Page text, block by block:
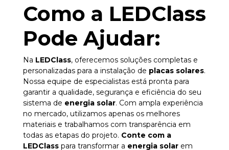
Como a LEDClass
Pode Ajudar:
Na LEDClass, oferecemos soluções completas e
personalizadas para a instalação de placas solares.
Nossa equipe de especialistas está pronta para
garantir a qualidade, segurança e eficiência do seu
sistema de energia solar. Com ampla experiência
no mercado, utilizamos apenas os melhores
materiais e trabalhamos com transparência em
todas as etapas do projeto. Conte com a
LEDClass para transformar a energia solar em